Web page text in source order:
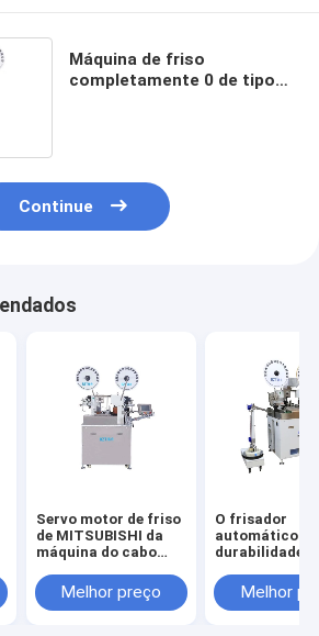
Máquina de friso
completamente 0 de tipo
Continue
Servo motor de friso
de MITSUBISHI da
máquina do cabo
garantia do ano
Melhor preço
O frisador
automático
durabilidade
frisoMelhor